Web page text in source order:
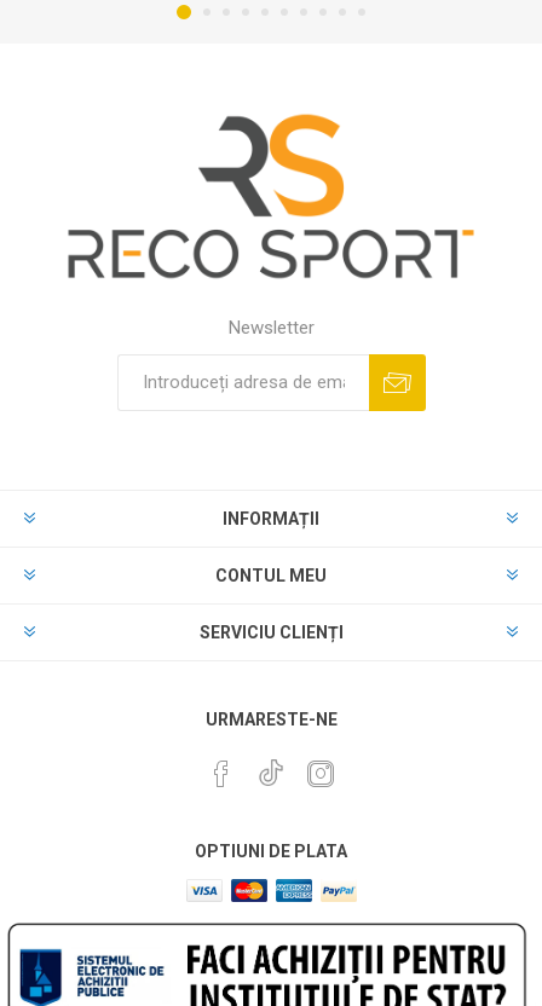
Newsletter
INFORMAȚII
CONTUL MEU
SERVICIU CLIENȚI
URMARESTE-NE
OPTIUNI DE PLATA